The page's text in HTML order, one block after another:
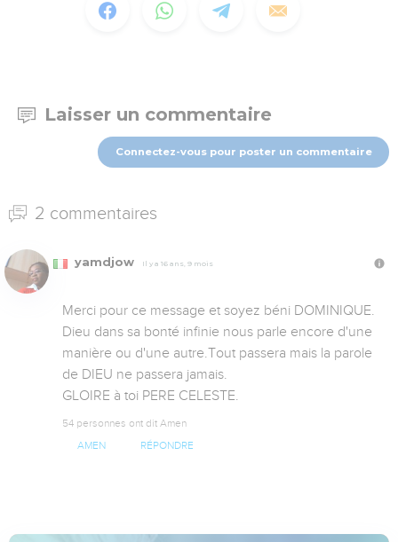
Laisser un commentaire
Connectez-vous pour poster un commentaire
2 commentaires
yamdjow Il y a 16 ans, 9 mois
Merci pour ce message et soyez béni DOMINIQUE.
Dieu dans sa bonté infinie nous parle encore d'une
manière ou d'une autre.Tout passera mais la parole
de DIEU ne passera jamais.
GLOIRE à toi PERE CELESTE.
54 personnes ont dit Amen
AMEN RÉPONDRE